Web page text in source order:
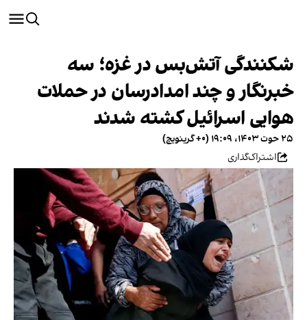
شکنندگی آتش‌بس در غزه؛ سه
خبرنگار و چند امدادرسان در حملات
هوایی اسرائیل کشته شدند
۲۵ حوت ۱۴۰۳، ۱۹:۰۹ (‎+۰ گرینویچ)
اشتراک‌گذاری